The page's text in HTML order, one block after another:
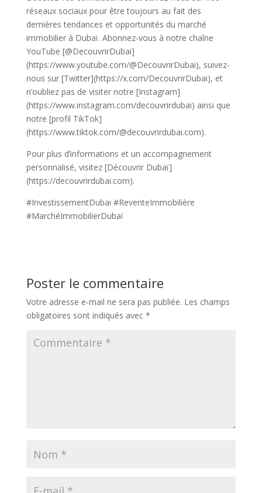
réseaux sociaux pour être toujours au fait des
dernières tendances et opportunités du marché
immobilier à Dubaï. Abonnez-vous à notre chaîne
YouTube [@DecouvrirDubai]
(https://www.youtube.com/@DecouvrirDubai), suivez-
nous sur [Twitter](https://x.com/DecouvrirDubai), et
n’oubliez pas de visiter notre [Instagram]
(https://www.instagram.com/decouvrirdubai) ainsi que
notre [profil TikTok]
(https://www.tiktok.com/@decouvrirdubai.com).
Pour plus d’informations et un accompagnement
personnalisé, visitez [Découvrir Dubaï]
(https://decouvrirdubai.com).
#InvestissementDubai #ReventeImmobilière
#MarchéImmobilierDubaï
Poster le commentaire
Votre adresse e-mail ne sera pas publiée. Les champs
obligatoires sont indiqués avec *